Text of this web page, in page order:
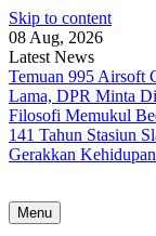
Skip to content
08 Aug, 2026
Latest News
Temuan 995 Airsoft
Lama, DPR Minta
Filosofi Memukul
141 Tahun Stasiun
Gerakkan
Menu